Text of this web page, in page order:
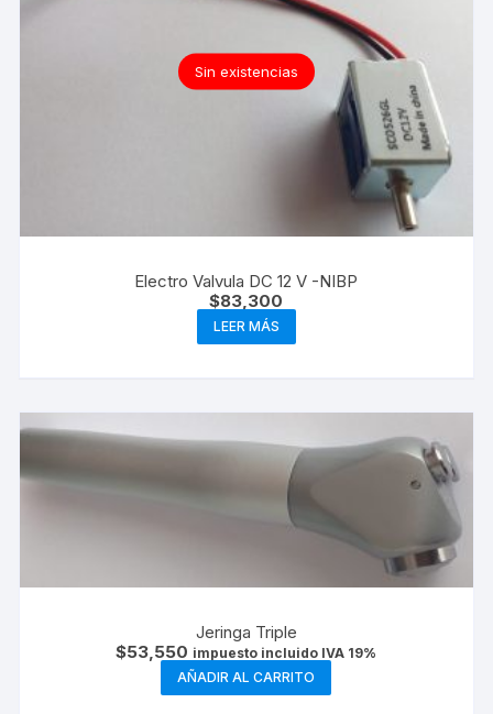
Sin existencias
Electro Valvula DC 12 V -NIBP
$83,300
LEER MÁS
Jeringa Triple
$53,550 impuesto incluido IVA 19%
AÑADIR AL CARRITO